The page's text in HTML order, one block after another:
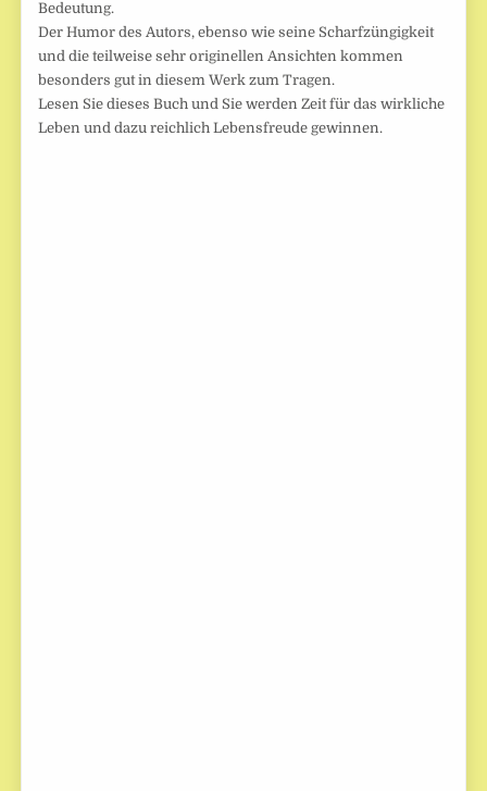
Bedeutung.
Der Humor des Autors, ebenso wie seine Scharfzüngigkeit
und die teilweise sehr originellen Ansichten kommen
besonders gut in diesem Werk zum Tragen.
Lesen Sie dieses Buch und Sie werden Zeit für das wirkliche
Leben und dazu reichlich Lebensfreude gewinnen.